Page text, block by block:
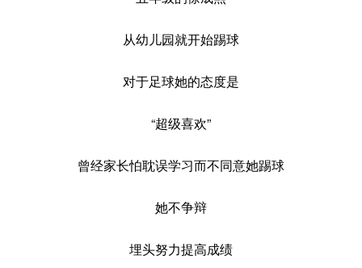
从幼儿园就开始踢球
对于足球她的态度是
“超级喜欢”
曾经家长怕耽误学习而不同意她踢球
她不争辩
埋头努力提高成绩